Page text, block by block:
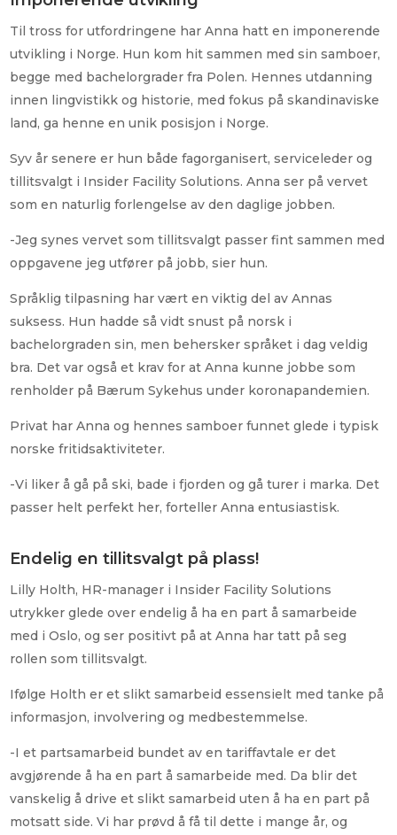
Til tross for utfordringene har Anna hatt en imponerende
utvikling i Norge. Hun kom hit sammen med sin samboer,
begge med bachelorgrader fra Polen. Hennes utdanning
innen lingvistikk og historie, med fokus på skandinaviske
land, ga henne en unik posisjon i Norge.
Syv år senere er hun både fagorganisert, serviceleder og
tillitsvalgt i Insider Facility Solutions. Anna ser på vervet
som en naturlig forlengelse av den daglige jobben.
-Jeg synes vervet som tillitsvalgt passer fint sammen med
oppgavene jeg utfører på jobb, sier hun.
Språklig tilpasning har vært en viktig del av Annas
suksess. Hun hadde så vidt snust på norsk i
bachelorgraden sin, men behersker språket i dag veldig
bra. Det var også et krav for at Anna kunne jobbe som
renholder på Bærum Sykehus under koronapandemien.
Privat har Anna og hennes samboer funnet glede i typisk
norske fritidsaktiviteter.
-Vi liker å gå på ski, bade i fjorden og gå turer i marka. Det
passer helt perfekt her, forteller Anna entusiastisk.
Endelig en tillitsvalgt på plass!
Lilly Holth, HR-manager i Insider Facility Solutions
utrykker glede over endelig å ha en part å samarbeide
med i Oslo, og ser positivt på at Anna har tatt på seg
rollen som tillitsvalgt.
Ifølge Holth er et slikt samarbeid essensielt med tanke på
informasjon, involvering og medbestemmelse.
-I et partsamarbeid bundet av en tariffavtale er det
avgjørende å ha en part å samarbeide med. Da blir det
vanskelig å drive et slikt samarbeid uten å ha en part på
motsatt side. Vi har prøvd å få til dette i mange år, og